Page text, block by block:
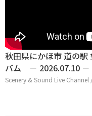
秋田県にかほ市 道の駅
バム － 2026.07.10 －
Scenery & Sound Live